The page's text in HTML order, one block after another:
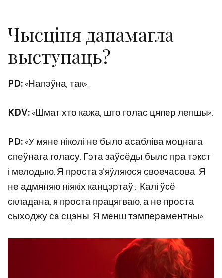
Чысціня дапамагла
выступаць?
PD:«Напэўна, так».
KDV:«Шмат хто кажа, што голас цяпер лепшы».
PD:«У мяне ніколі не было асабліва моцнага
спеўнага голасу. Гэта заўсёды было пра тэкст
і мелодыю. Я проста з’яўляюся своечасова. Я
не адмяняю ніякіх канцэртаў… Калі ўсё
складана, я проста працягваю, а не проста
сыходжу са сцэны. Я менш тэмпераментны».